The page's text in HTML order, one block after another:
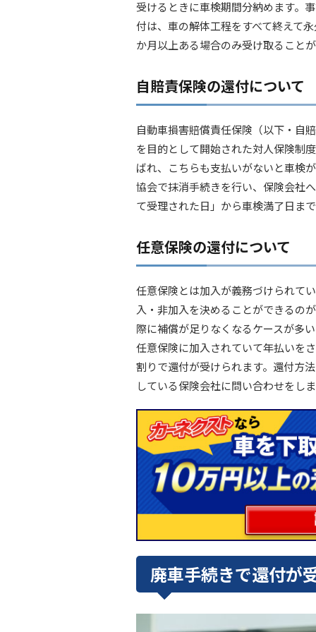
受けるときに車検期間分納めます。
付は、車の解体工程をすべて終えて
か月以上ある場合のみ受け取ること
自賠責保険の還付について
自動車損害賠償責任保険（以下・自
を目的として開始された対人保険制
ばれ、こちらも支払いがないと車検
協会で抹消手続きを行い、保険会社
て受理された日」から車検満了日ま
任意保険の還付について
任意保険とは加入が義務づけられて
入・非加入を決めることができるの
際に補償が足りなくなるケースが多
任意保険に加入されていて年払いを
割りで還付が受けられます。還付方
している保険会社に問い合わせをし
廃車手続きで還付が